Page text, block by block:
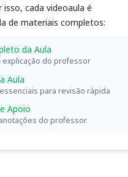
isso, cada videoaula é
de materiais completos:
da Aula
explicação do professor
Aula
para revisão rápida
Apoio
do professor